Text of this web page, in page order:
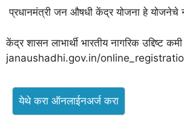
प्रधानमंत्री जन औषधी केंद्र योजना हे
केंद्र शासन लाभार्थी भारतीय नागरिक उद्दिष्ट
janaushadhi.gov.in/